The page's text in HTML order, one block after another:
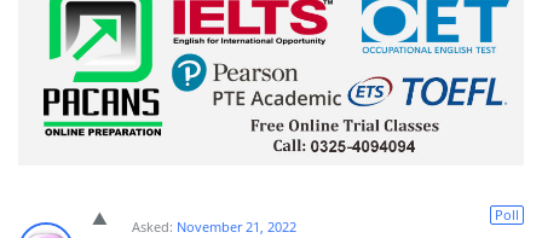
Poll
Asked: November 21, 2022